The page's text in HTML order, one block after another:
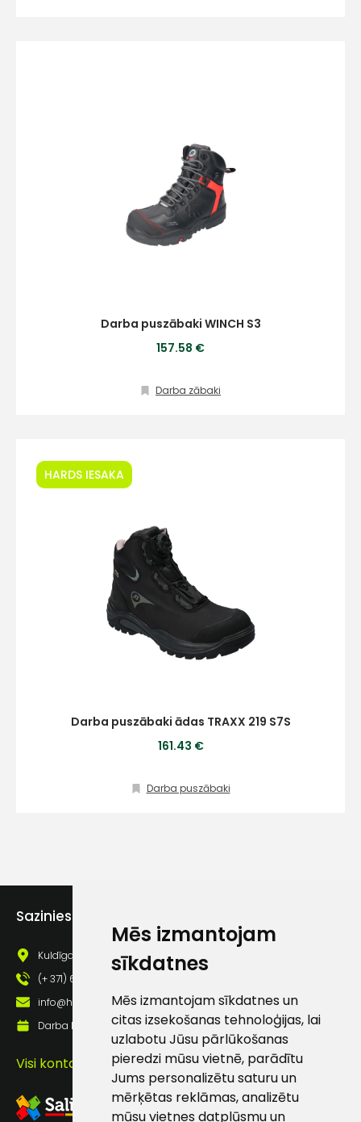
Mēs izmantojam
sīkdatnes
Mēs izmantojam sīkdatnes un
citas izsekošanas tehnoloģijas, lai
uzlabotu Jūsu pārlūkošanas
pieredzi mūsu vietnē, parādītu
Jums personalizētu saturu un
mērķētas reklāmas, analizētu
mūsu vietnes datplūsmu un
Darba puszābaki WINCH S3
157.58 €
Darba zābaki
HARDS IESAKA
Darba puszābaki ādas TRAXX 219 S7S
161.43 €
Darba puszābaki
Sazinies ar mums
Kuldīgas iela 69a, Saldus, Saldus nov., LV - 3801
(+ 371) 63 881 186
info@hards.lv
Darba laiks: Darbadienās: 8:00 - 17:00
Visi kontakti